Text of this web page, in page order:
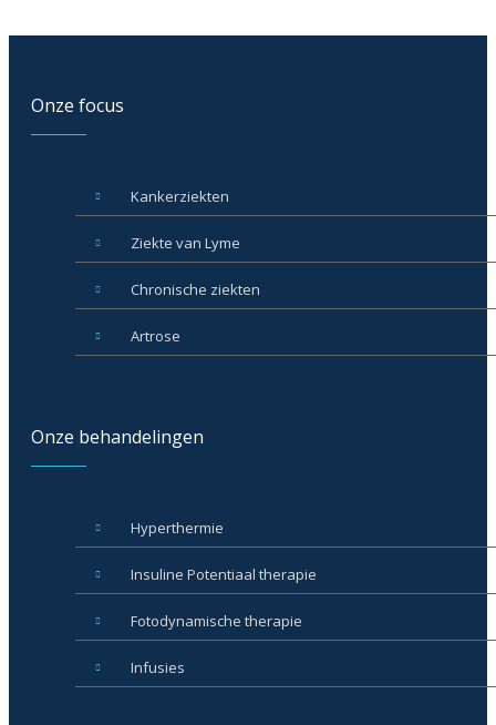
Onze focus
Kankerziekten
Ziekte van Lyme
Chronische ziekten
Artrose
Onze behandelingen
Hyperthermie
Insuline Potentiaal therapie
Fotodynamische therapie
Infusies